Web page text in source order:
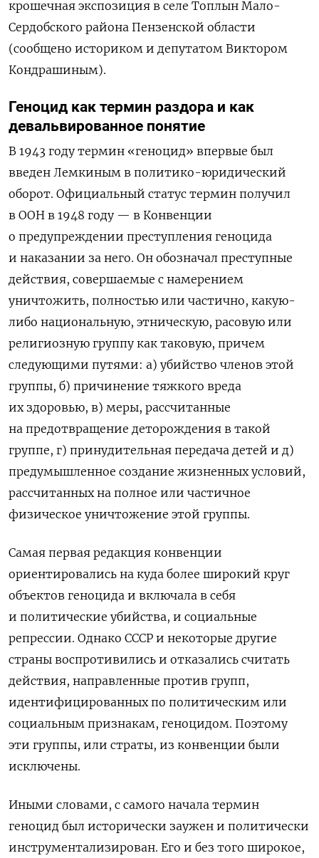
крошечная экспозиция в селе Топлын Мало-
Сердобского района Пензенской области
(сообщено историком и депутатом Виктором
Кондрашиным).
Геноцид как термин раздора и как
девальвированное понятие
В 1943 году термин «геноцид» впервые был
введен Лемкиным в политико-юридический
оборот. Официальный статус термин получил
в ООН в 1948 году — в Конвенции
о предупреждении преступления геноцида
и наказании за него. Он обозначал преступные
действия, совершаемые с намерением
уничтожить, полностью или частично, какую-
либо национальную, этническую, расовую или
религиозную группу как таковую, причем
следующими путями: а) убийство членов этой
группы, б) причинение тяжкого вреда
их здоровью, в) меры, рассчитанные
на предотвращение деторождения в такой
группе, г) принудительная передача детей и д)
предумышленное создание жизненных условий,
рассчитанных на полное или частичное
физическое уничтожение этой группы.
Самая первая редакция конвенции
ориентировались на куда более широкий круг
объектов геноцида и включала в себя
и политические убийства, и социальные
репрессии. Однако СССР и некоторые другие
страны воспротивились и отказались считать
действия, направленные против групп,
идентифицированных по политическим или
социальным признакам, геноцидом. Поэтому
эти группы, или страты, из конвенции были
исключены.
Иными словами, с самого начала термин
геноцид был исторически заужен и политически
инструментализирован. Его и без того широкое,